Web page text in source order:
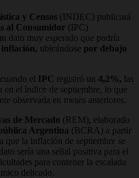
y Censos (INDEC) publicará
al Consumidor (IPC)
dato muy esperado que podría
inflación, ubicándose por debajo
cuando el IPC registró un 4,2%, las
en el índice de septiembre, lo que
observada en meses anteriores.
de Mercado (REM), elaborado
Argentina (BCRA) a partir
que la inflación de septiembre se
sería una señal positiva para el
para contener la escalada
delicado.